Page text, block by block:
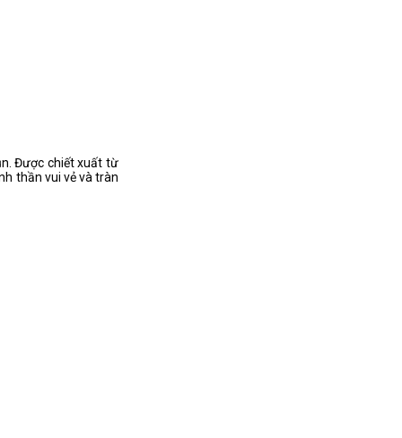
Được chiết xuất từ
thần vui vẻ và tràn